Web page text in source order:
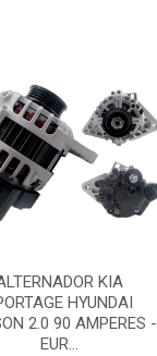
KIA
HYUNDAI
2.0 90 AMPERES -
EUR...